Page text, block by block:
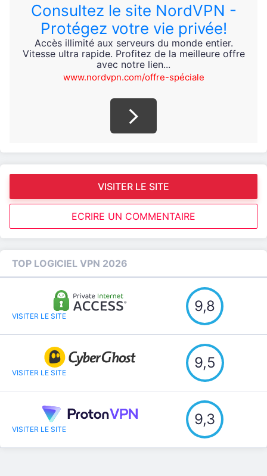
Consultez le site NordVPN -
Protégez votre vie privée!
Accès illimité aux serveurs du monde entier.
Vitesse ultra rapide. Profitez de la meilleure offre
avec notre lien...
www.nordvpn.com/offre-spéciale
VISITER LE SITE
ECRIRE UN COMMENTAIRE
TOP LOGICIEL VPN 2026
VISITER LE SITE
9,8
VISITER LE SITE
9,5
VISITER LE SITE
9,3